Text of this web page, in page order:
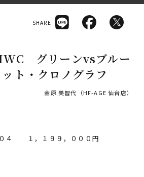
IWC グリーンvsブルー
ト・クロノグラフ
金原 美智代（HF-AGE 仙台店）
SHARE
４ １，１９９，０００円